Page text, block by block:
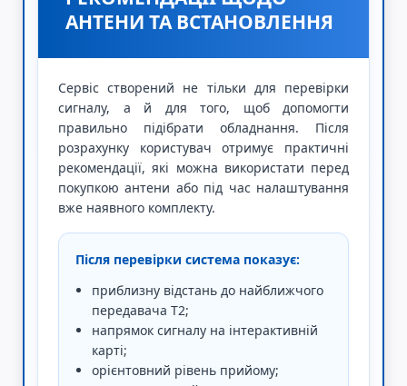
АНТЕНИ ТА ВСТАНОВЛЕННЯ
Сервіс створений не тільки для перевірки
сигналу, а й для того, щоб допомогти
правильно підібрати обладнання. Після
розрахунку користувач отримує практичні
рекомендації, які можна використати перед
покупкою антени або під час налаштування
вже наявного комплекту.
Після перевірки система показує:
приблизну відстань до найближчого
передавача Т2;
напрямок сигналу на інтерактивній
карті;
орієнтовний рівень прийому;